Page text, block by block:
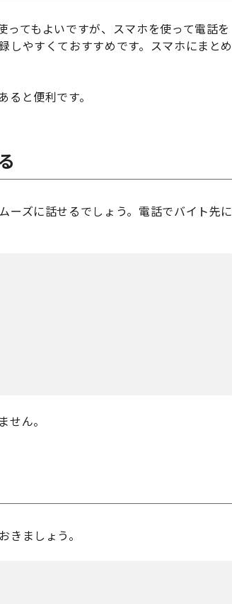
てもよいですが、スマホを使って電話を
しやすくておすすめです。スマホにまとめ
と便利です。
ーズに話せるでしょう。電話でバイト先に
ん。
ましょう。